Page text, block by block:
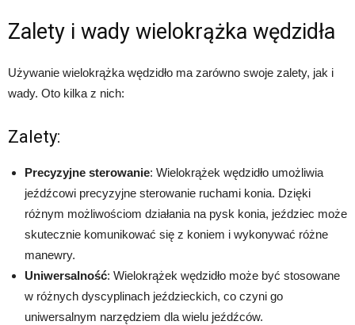
Zalety i wady wielokrążka wędzidła
Używanie wielokrążka wędzidło ma zarówno swoje zalety, jak i
wady. Oto kilka z nich:
Zalety:
Precyzyjne sterowanie: Wielokrążek wędzidło umożliwia
jeźdźcowi precyzyjne sterowanie ruchami konia. Dzięki
różnym możliwościom działania na pysk konia, jeździec może
skutecznie komunikować się z koniem i wykonywać różne
manewry.
Uniwersalność: Wielokrążek wędzidło może być stosowane
w różnych dyscyplinach jeździeckich, co czyni go
uniwersalnym narzędziem dla wielu jeźdźców.